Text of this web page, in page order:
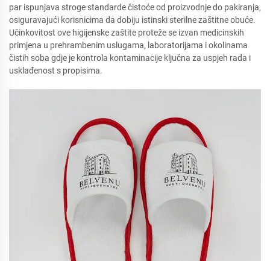
par ispunjava stroge standarde čistoće od proizvodnje do pakiranja,
osiguravajući korisnicima da dobiju istinski sterilne zaštitne obuće.
Učinkovitost ove higijenske zaštite proteže se izvan medicinskih
primjena u prehrambenim uslugama, laboratorijama i okolinama
čistih soba gdje je kontrola kontaminacije ključna za uspjeh rada i
usklađenost s propisima.